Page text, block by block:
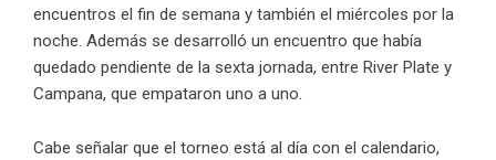
encuentros el fin de semana y también el miércoles por la
noche. Además se desarrolló un encuentro que había
quedado pendiente de la sexta jornada, entre River Plate y
Campana, que empataron uno a uno.
Cabe señalar que el torneo está al día con el calendario,